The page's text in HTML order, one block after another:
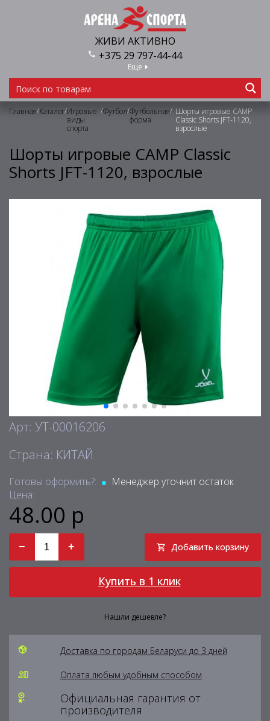
ЖИВИ АКТИВНО
+375 29 797-44-44
Еще
Главная/Каталог/Игровые
виды
спорта
/Футбол/Футбольная
форма
/ Шорты игровые CAMP
Classic Shorts JFT-1120,
взрослые
Шорты игровые CAMP Classic
Shorts JFT-1120, взрослые
Арт: УТ-00016206
Страна: КИТАЙ
Готовы оформить?:
Менеджер уточнит остаток
Цена:
48.00 р
− + Добавить корзину
Купить в 1 клик
Нашли дешевле?
Доставка по городам Беларуси до 3 дней
Оплата любым удобным способом
Официальная гарантия от
производителя